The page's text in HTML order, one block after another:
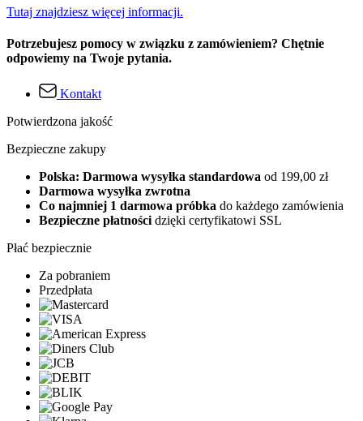
Tutaj znajdziesz więcej informacji.
Potrzebujesz pomocy w związku z zamówieniem? Chętnie
odpowiemy na Twoje pytania.
Kontakt
Potwierdzona jakość
Bezpieczne zakupy
Polska: Darmowa wysyłka standardowa od 199,00 zł
Darmowa wysyłka zwrotna
Co najmniej 1 darmowa próbka do każdego zamówienia
Bezpieczne płatności dzięki certyfikatowi SSL
Płać bezpiecznie
Za pobraniem
Przedpłata